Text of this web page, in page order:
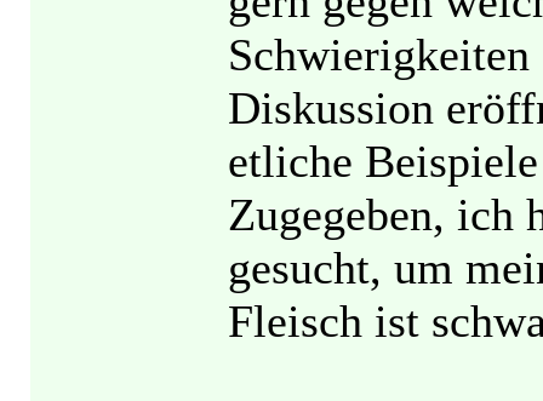
Schwierigkeiten
Diskussion
etliche
Zugegeben, ich
gesucht, um
Fleisch ist